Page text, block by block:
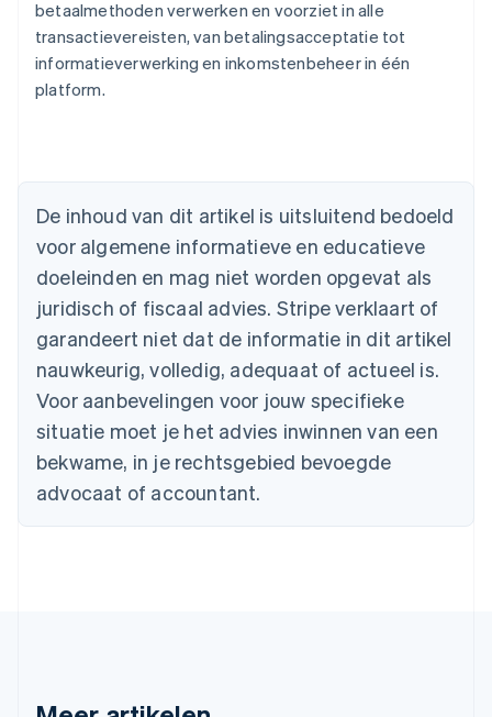
betaalmethoden verwerken en voorziet in alle
transactievereisten, van betalingsacceptatie tot
informatieverwerking en inkomstenbeheer in één
platform.
De inhoud van dit artikel is uitsluitend bedoeld
voor algemene informatieve en educatieve
doeleinden en mag niet worden opgevat als
juridisch of fiscaal advies. Stripe verklaart of
garandeert niet dat de informatie in dit artikel
nauwkeurig, volledig, adequaat of actueel is.
Voor aanbevelingen voor jouw specifieke
situatie moet je het advies inwinnen van een
bekwame, in je rechtsgebied bevoegde
advocaat of accountant.
English
Nederlands Français DeutschEnglish
Brazilië
Português
Bulgarije
English
Canada
Cyprus
English
Denemarken
English
Duitsland
DeutschEnglish
English